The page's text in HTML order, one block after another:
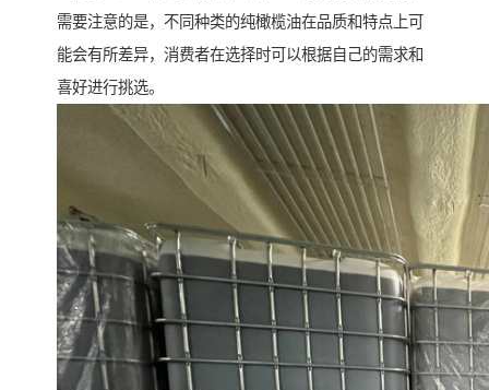
需要注意的是，不同种类的纯橄榄油在品质和特点上可
能会有所差异，消费者在选择时可以根据自己的需求和
喜好进行挑选。